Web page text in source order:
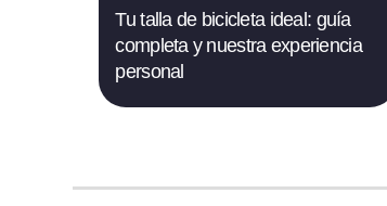
Tu talla de bicicleta ideal: guía
completa y nuestra experiencia
personal